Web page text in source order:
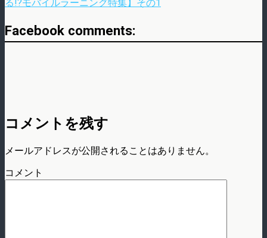
る!?モバイルラーニング特集】その1
Facebook comments:
コメントを残す
メールアドレスが公開されることはありません。
コメント